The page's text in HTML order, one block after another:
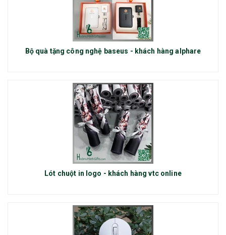
Bộ quà tặng công nghệ baseus - khách hàng alphare
Lót chuột in logo - khách hàng vtc online